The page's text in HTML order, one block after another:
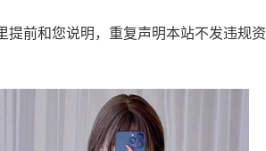
前和您说明，重复声明本站不发违规资